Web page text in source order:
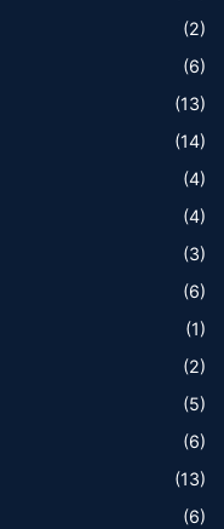
(2)
(6)
(13)
(14)
(4)
(4)
(3)
(6)
(1)
(2)
(5)
(6)
(13)
(6)